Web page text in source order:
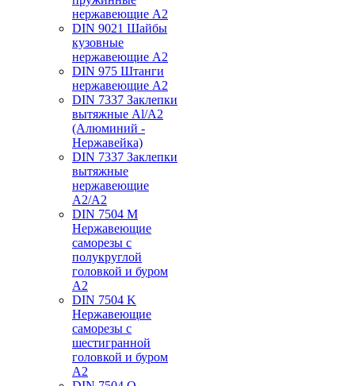
нержавеющие А2
DIN 9021 Шайбы
кузовные
нержавеющие А2
DIN 975 Штанги
нержавеющие А2
DIN 7337 Заклепки
вытяжные Al/A2
(Алюминий -
Нержавейка)
DIN 7337 Заклепки
вытяжные
нержавеющие
A2/A2
DIN 7504 M
Нержавеющие
саморезы с
полукруглой
головкой и буром
А2
DIN 7504 K
Нержавеющие
саморезы с
шестигранной
головкой и буром
А2